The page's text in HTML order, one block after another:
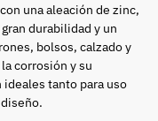
una aleación de zinc,
durabilidad y un
bolsos, calzado y
corrosión y su
tanto para uso